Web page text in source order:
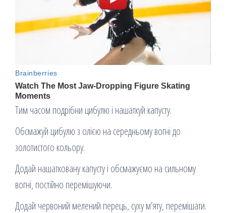
Тим часом подрібни цибулю і нашаткуй капусту.
Обсмажуй цибулю з олією на середньому вогні до
золотистого кольору.
Додай нашатковану капусту і обсмажуємо на сильному
вогні, постійно перемішуючи.
Додай червоний мелений перець, суху м’яту, перемішати.